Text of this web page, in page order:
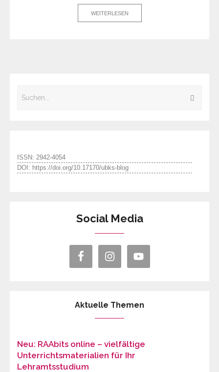
WEITERLESEN
ISSN: 2942-4054
DOI: https://doi.org/10.17170/ubks-blog
Social Media
Aktuelle Themen
Neu: RAAbits online – vielfältige
Unterrichtsmaterialien für Ihr
Lehramtsstudium